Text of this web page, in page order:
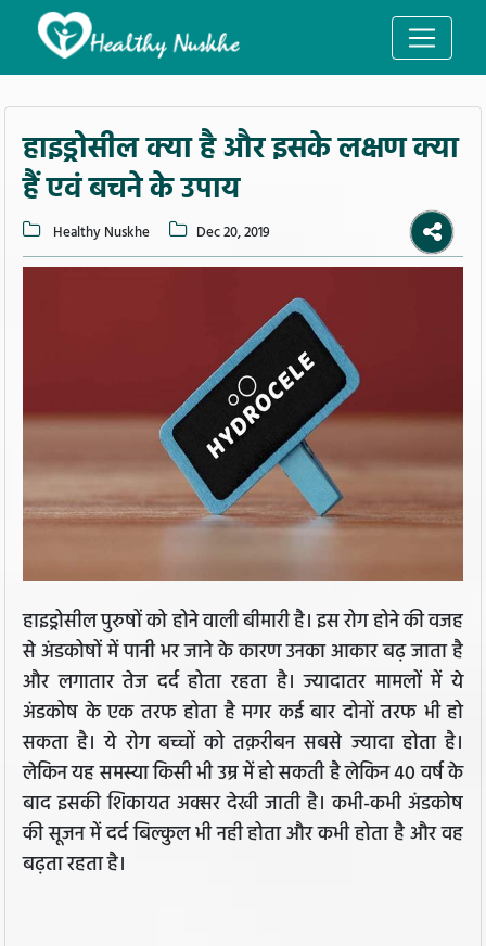
हाइड्रोसील क्या है और इसके लक्षण क्या
हैं एवं बचने के उपाय
Healthy Nuskhe Dec 20, 2019
हाइड्रोसील पुरुषों को होने वाली बीमारी है। इस रोग होने की वजह
से अंडकोषों में पानी भर जाने के कारण उनका आकार बढ़ जाता है
और लगातार तेज दर्द होता रहता है। ज्यादातर मामलों में ये
अंडकोष के एक तरफ होता है मगर कई बार दोनों तरफ भी हो
सकता है। ये रोग बच्चों को तक़रीबन सबसे ज्यादा होता है।
लेकिन यह समस्‍या किसी भी उम्र में हो सकती है लेकिन 40 वर्ष के
बाद इसकी शिकायत अक्‍सर देखी जाती है। कभी-कभी अंडकोष
की सूजन में दर्द बिल्कुल भी नही होता और कभी होता है और वह
बढ़ता रहता है।